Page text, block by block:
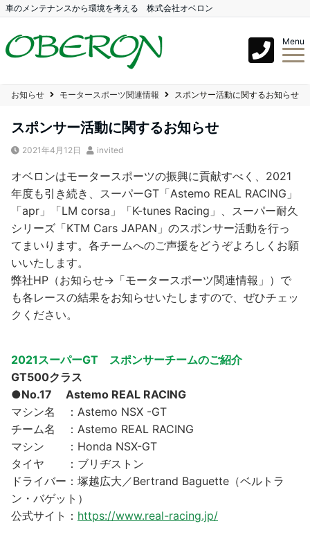
車のメンテナンスから環境を考える 株式会社オベロン
Menu
お知らせ モータースポーツ関連情報 スポンサー活動に関するお知らせ
スポンサー活動に関するお知らせ
2021年4月12日 invited
オベロンはモータースポーツの振興に貢献すべく、2021
年度も引き続き、スーパーGT「Astemo REAL RACING」
「apr」「LM corsa」「K-tunes Racing」、スーパー耐久
シリーズ「KTM Cars JAPAN」のスポンサー活動を行っ
てまいります。各チームへのご声援をどうぞよろしくお願
いいたします。
弊社HP（お知らせ→「モータースポーツ関連情報」）で
も各レースの結果をお知らせいたしますので、ぜひチェッ
クください。
2021スーパーGT スポンサーチームのご紹介
GT500クラス
●No.17 Astemo REAL RACING
マシン名 ：Astemo NSX -GT
チーム名 ：Astemo REAL RACING
マシン ：Honda NSX-GT
タイヤ ：ブリヂストン
ドライバー：塚越広大／Bertrand Baguette（ベルトラ
ン・バゲット）
公式サイト： https://www.real-racing.jp/